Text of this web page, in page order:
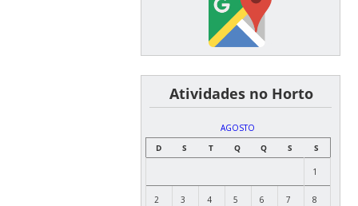
͏ ͏ ͏ ͏ ͏ ͏Atividades no Horto
AGOSTO
D
S T Q Q S S
1
2 3 4 5 6 7 8